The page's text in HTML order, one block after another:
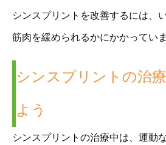
シンスプリントを改善するには、
筋肉を緩められるかにかかっていま
シンスプリントの治
よう
シンスプリントの治療中は、運動